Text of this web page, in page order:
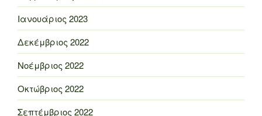
Ιανουάριος 2023
Δεκέμβριος 2022
Νοέμβριος 2022
Οκτώβριος 2022
Σεπτέμβριος 2022